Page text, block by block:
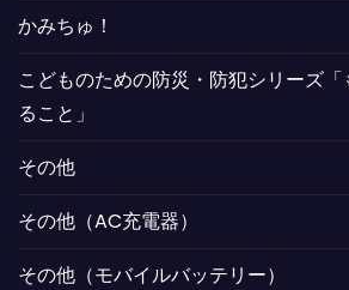
かみちゅ！
こどものための防災・防犯シリーズ
ること」
その他
その他（AC充電器）
その他（モバイルバッテリー）